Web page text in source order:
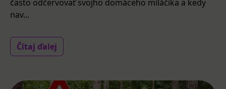
často odčervovať svojho domáceho miláčika a kedy
nav...
Čítaj ďalej